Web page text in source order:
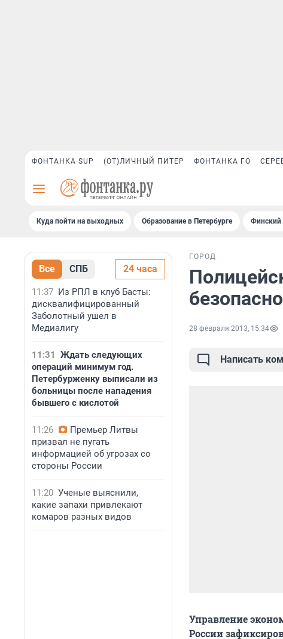
ФОНТАНКА SUP (ОТ)ЛИЧНЫЙ ПИТЕР ФОНТАНКА ГО
Куда пойти на выходных Образование в Петербурге Финский
Все СПБ 24 часа
11:37 Из РПЛ в клуб Басты:
дисквалифицированный
Заболотный ушел в
Медиалигу
11:31
Ждать следующих
операций минимум год.
Петербурженку выписали из
больницы после нападения
бывшего с кислотой
11:26
Премьер Литвы
призвал не пугать
информацией об угрозах со
стороны России
11:20 Ученые выяснили,
какие запахи привлекают
комаров разных видов
ГОРОД
28 февраля 2013, 15:34
Написать
Управление
России